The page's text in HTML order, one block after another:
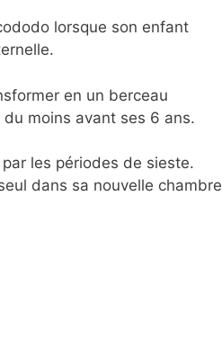
lorsque son enfant
en un berceau
du moins avant ses 6 ans.
les périodes de sieste.
dans sa nouvelle chambre